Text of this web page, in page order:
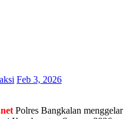
Feb 3, 2026
Polres Bangkalan menggelar